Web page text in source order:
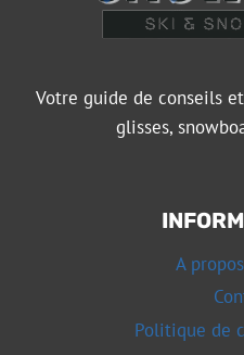
Votre guide de conseils
glisses,
A
Politique de